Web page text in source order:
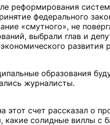
реформирования
федерального
«смутного», не
выбрали глав и
развития
образования
журналисты.
этот счет рассказал о
какие солидные виллы с